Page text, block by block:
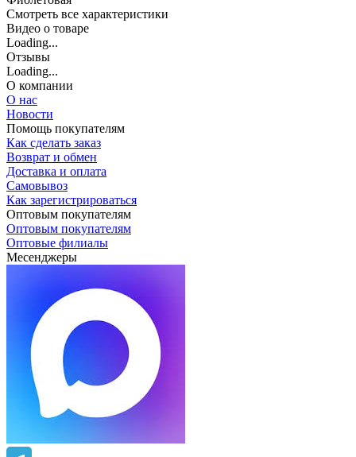
Cмотреть все характеристики
Видео о товаре
Loading...
Отзывы
Loading...
О компании
О нас
Новости
Помощь покупателям
Как сделать заказ
Возврат и обмен
Доставка и оплата
Самовывоз
Как зарегистрироваться
Оптовым покупателям
Оптовым покупателям
Оптовые филиалы
Месенджеры